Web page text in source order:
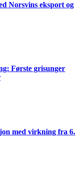
Norsvins eksport og
Første grisunger
med virkning fra 6.